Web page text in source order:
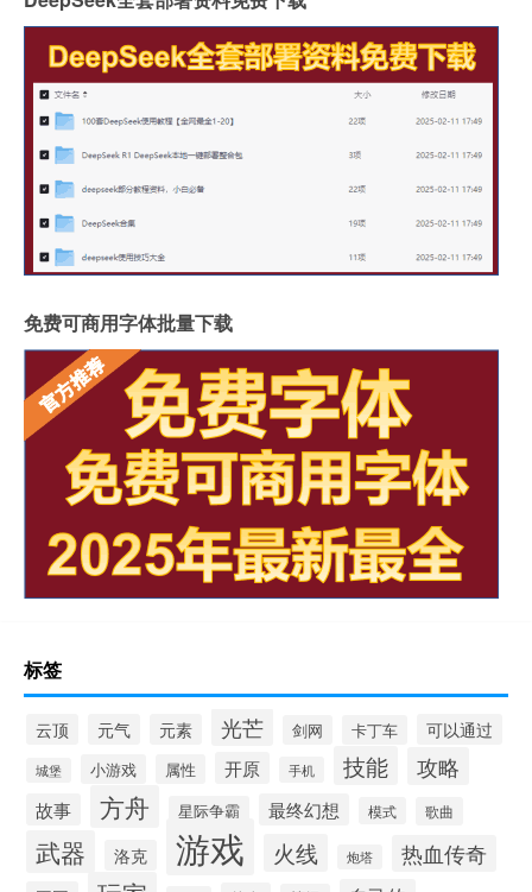
免费可商用字体批量下载
标签
云顶 元气 元素 光芒 剑网 卡丁车 可以通过
城堡 小游戏 属性 开原 手机 技能 攻略
故事 方舟 星际争霸 最终幻想 模式 歌曲
武器 洛克 游戏 火线 炮塔 热血传奇